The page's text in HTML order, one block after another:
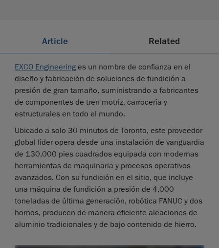
Article Related
EXCO Engineering es un nombre de confianza en el
diseño y fabricación de soluciones de fundición a
presión de gran tamaño, suministrando a fabricantes
de componentes de tren motriz, carrocería y
estructurales en todo el mundo.
Ubicado a solo 30 minutos de Toronto, este proveedor
global líder opera desde una instalación de vanguardia
de 130,000 pies cuadrados equipada con modernas
herramientas de maquinaria y procesos operativos
avanzados. Con su fundición en el sitio, que incluye
una máquina de fundición a presión de 4,000
toneladas de última generación, robótica FANUC y dos
hornos, producen de manera eficiente aleaciones de
aluminio tradicionales y de bajo contenido de hierro.